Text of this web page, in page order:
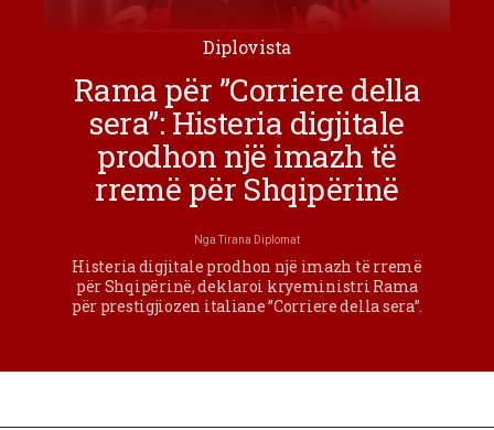
Diplovista
Rama për ”Corriere della
sera”: Histeria digjitale
prodhon një imazh të
rremë për Shqipërinë
NgaTirana Diplomat
Histeria digjitale prodhon një imazh të rremë
për Shqipërinë, deklaroi kryeministri Rama
për prestigjiozen italiane ”Corriere della sera”.